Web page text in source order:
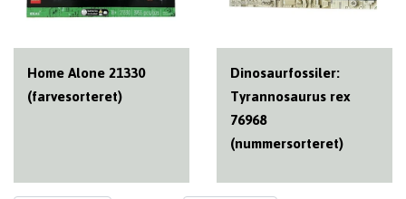
Home Alone 21330
(farvesorteret)
Dinosaurfossiler:
Tyrannosaurus rex
76968
(nummersorteret)